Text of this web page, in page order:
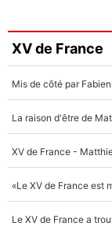
Faris Moumbagna
4%
Un autre joueur
5%
XV de France